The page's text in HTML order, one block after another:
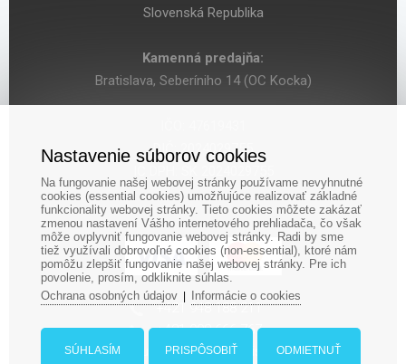
Slovenská Republika
Kamenná predajňa:
Bratislava, Seberíniho 14 (OC Kocka)
DIČ: 2024029755
‎+421 948 188 211
+421 908 666 767
ludopolis@ludopolis.sk
Nastavenie súborov cookies
Na fungovanie našej webovej stránky používame nevyhnutné
cookies (essential cookies) umožňujúce realizovať základné
funkcionality webovej stránky. Tieto cookies môžete zakázať
zmenou nastavení Vášho internetového prehliadača, čo však
môže ovplyvniť fungovanie webovej stránky. Radi by sme
tiež využívali dobrovoľné cookies (non-essential), ktoré nám
pomôžu zlepšiť fungovanie našej webovej stránky. Pre ich
povolenie, prosím, odkliknite súhlas.
Ochrana osobných údajov| Informácie o cookies
SÚHLASÍM PRISPÔSOBIŤ ODMIETNUŤ